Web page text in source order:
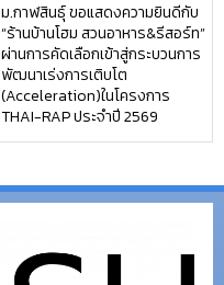
ม.กาฬสินธุ์ ขอแสดงความยินดีกับ
“ร้านบ้านโฮม สวนอาหาร&รีสอร์ท”
ผ่านการคัดเลือกเข้าสู่กระบวนการ
พัฒนาเร่งการเติบโต
(Acceleration)ในโครงการ
THAI-RAP ประจำปี 2569